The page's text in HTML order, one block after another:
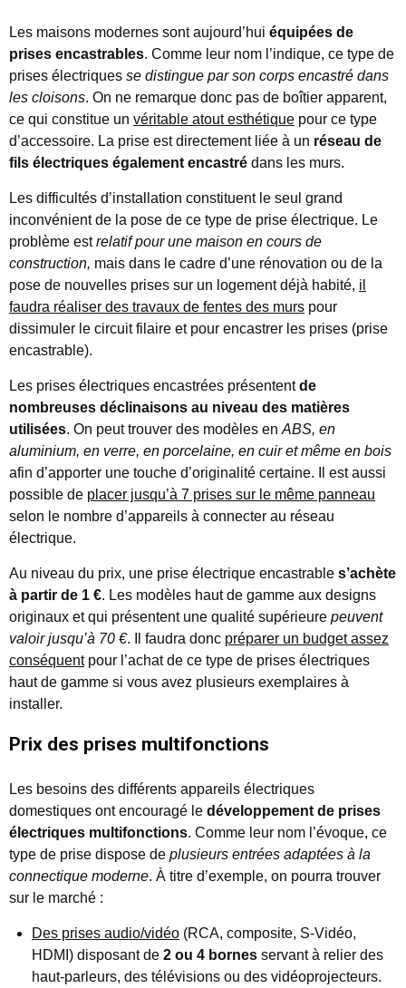
Les maisons modernes sont aujourd’hui équipées de
prises encastrables. Comme leur nom l’indique, ce type de
prises électriques se distingue par son corps encastré dans
les cloisons. On ne remarque donc pas de boîtier apparent,
ce qui constitue un véritable atout esthétique pour ce type
d’accessoire. La prise est directement liée à un réseau de
fils électriques également encastré dans les murs.
Les difficultés d’installation constituent le seul grand
inconvénient de la pose de ce type de prise électrique. Le
problème estrelatif pour une maison en cours de
construction, mais dans le cadre d’une rénovation ou de la
pose de nouvelles prises sur un logement déjà habité, il
faudra réaliser des travaux de fentes des murs pour
dissimuler le circuit filaire et pour encastrer les prises (prise
encastrable).
Les prises électriques encastrées présententde
nombreuses déclinaisons au niveau des matières
utilisées. On peut trouver des modèles en ABS, en
aluminium, en verre, en porcelaine, en cuir et même en bois
afin d’apporter une touche d’originalité certaine. Il est aussi
possible de placer jusqu’à 7 prises sur le même panneau
selon le nombre d’appareils à connecter au réseau
électrique.
Au niveau du prix, une prise électrique encastrable s’achète
à partir de 1 €. Les modèles haut de gamme aux designs
originaux et qui présentent une qualité supérieure peuvent
valoir jusqu’à 70 €. Il faudra donc préparer un budget assez
conséquentpour l’achat de ce type de prises électriques
haut de gamme si vous avez plusieurs exemplaires à
installer.
Prix des prises multifonctions
Les besoins des différents appareils électriques
domestiques ont encouragé le développement de prises
électriques multifonctions. Comme leur nom l’évoque, ce
type de prise dispose de plusieurs entrées adaptées à la
connectique moderne. À titre d’exemple, on pourra trouver
sur le marché :
Des prises audio/vidéo (RCA, composite, S-Vidéo,
HDMI) disposant de 2 ou 4 bornes servant à relier des
haut-parleurs, des télévisions ou des vidéoprojecteurs.